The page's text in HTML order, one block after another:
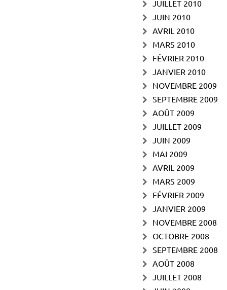
JUILLET 2010
JUIN 2010
AVRIL 2010
MARS 2010
FÉVRIER 2010
JANVIER 2010
NOVEMBRE 2009
SEPTEMBRE 2009
AOÛT 2009
JUILLET 2009
JUIN 2009
MAI 2009
AVRIL 2009
MARS 2009
FÉVRIER 2009
JANVIER 2009
NOVEMBRE 2008
OCTOBRE 2008
SEPTEMBRE 2008
AOÛT 2008
JUILLET 2008